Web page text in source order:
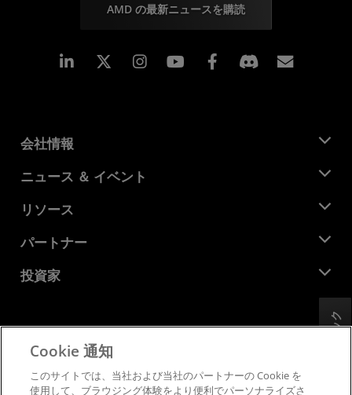
フィードバック
AMD の最新ニュースを購読
Linkedin Instagram Facebook
会社情報
AMD について
企業責任
キャリア
お問い合わせ
ニュース ＆ イベント
ニュースルーム
メディア ライブラリ
リソース
デベロッパー セントラル
ケース スタディ
パートナー
AMD パートナー ハブ
投資家
財務情報
取締役会
ガバナンス報告書
SEC 提出書類
プライバシー
商標
Cookie 通知
このサイトでは、当社および当社のパートナーの Cookie を
使用して、ブラウジング体験をより便利でパーソナライズさ